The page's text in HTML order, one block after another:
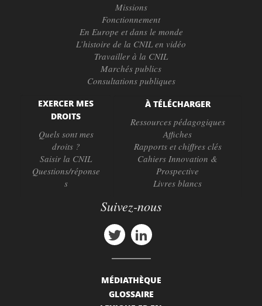
Missions
Fonctionnement
En Europe et dans le monde
L’histoire de la CNIL en vidéo
Travailler à la CNIL
Marchés publics
Consultations publiques
EXERCER MES
DROITS
Quels sont mes
droits ?
Saisir la CNIL
Questions/réponse
s
À TÉLÉCHARGER
Ressources pédagogiques
Affiches
Rapports et chiffres clés
Cahiers Innovation &
Prospective
Livres blancs
Suivez-nous
MÉDIATHÈQUE
GLOSSAIRE